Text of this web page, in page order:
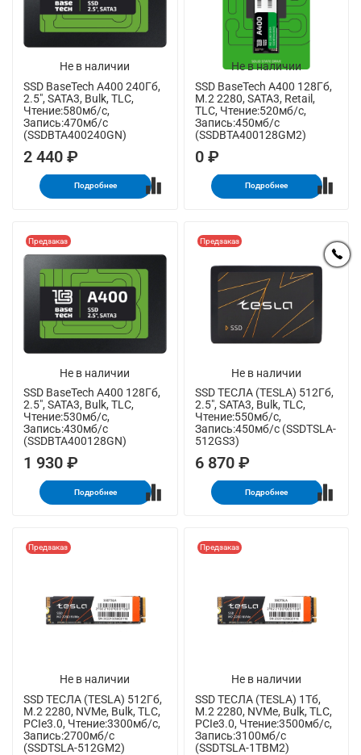
Не в наличии
SSD BaseTech A400 240Гб,
2.5", SATA3, Bulk, TLC,
Чтение:580мб/с,
Запись:470мб/с
(SSDBTA400240GN)
2 440 ₽
Подробнее
Не в наличии
SSD BaseTech A400 128Гб,
M.2 2280, SATA3, Retail,
TLC, Чтение:520мб/с,
Запись:450мб/с
(SSDBTA400128GM2)
0 ₽
Подробнее
Не в наличии
Предзаказ
SSD BaseTech A400 128Гб,
2.5", SATA3, Bulk, TLC,
Чтение:530мб/с,
Запись:430мб/с
(SSDBTA400128GN)
1 930 ₽
Подробнее
Не в наличии
Предзаказ
SSD ТЕСЛА (TESLA) 512Гб,
2.5", SATA3, Bulk, TLC,
Чтение:550мб/с,
Запись:450мб/с (SSDTSLA-
512GS3)
6 870 ₽
Подробнее
Не в наличии
Предзаказ
SSD ТЕСЛА (TESLA) 512Гб,
M.2 2280, NVMe, Bulk, TLC,
PCIe3.0, Чтение:3300мб/с,
Запись:2700мб/с
(SSDTSLA-512GM2)
Не в наличии
Предзаказ
SSD ТЕСЛА (TESLA) 1Тб,
M.2 2280, NVMe, Bulk, TLC,
PCIe3.0, Чтение:3500мб/с,
Запись:3100мб/с
(SSDTSLA-1TBM2)